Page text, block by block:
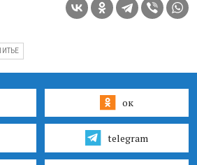
ок
telegram